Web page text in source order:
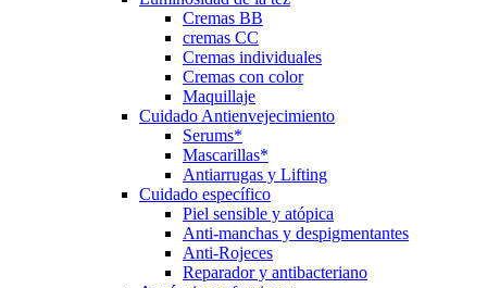
Cremas BB
cremas CC
Cremas individuales
Cremas con color
Maquillaje
Cuidado Antienvejecimiento
Serums*
Mascarillas*
Antiarrugas y Lifting
Cuidado específico
Piel sensible y atópica
Anti-manchas y despigmentantes
Anti-Rojeces
Reparador y antibacteriano